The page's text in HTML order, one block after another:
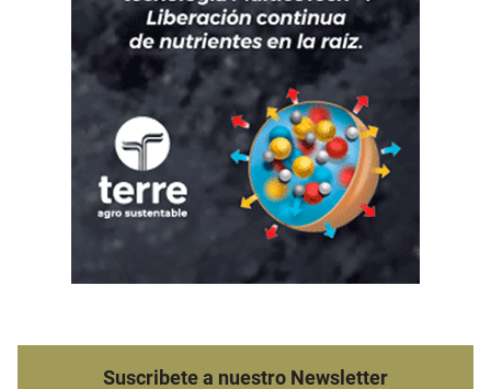
Suscribete a nuestro Newsletter